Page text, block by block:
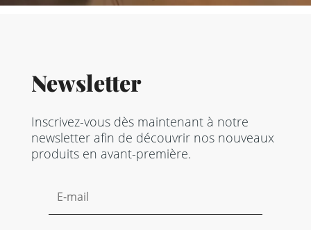
Newsletter
Inscrivez-vous dès maintenant à notre
newsletter afin de découvrir nos nouveaux
produits en avant-première.